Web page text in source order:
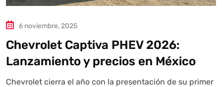
6 noviembre, 2025
Chevrolet Captiva PHEV 2026:
Lanzamiento y precios en México
Chevrolet cierra el año con la presentación de su primer